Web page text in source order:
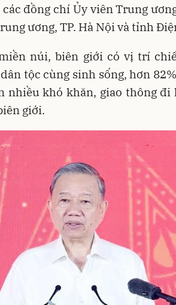
đồng chí Ủy viên Trung
ương, TP. Hà Nội và tỉnh
núi, biên giới có vị trí
tộc cùng sinh sống, hơn
nhiều khó khăn, giao thông đi
giới.